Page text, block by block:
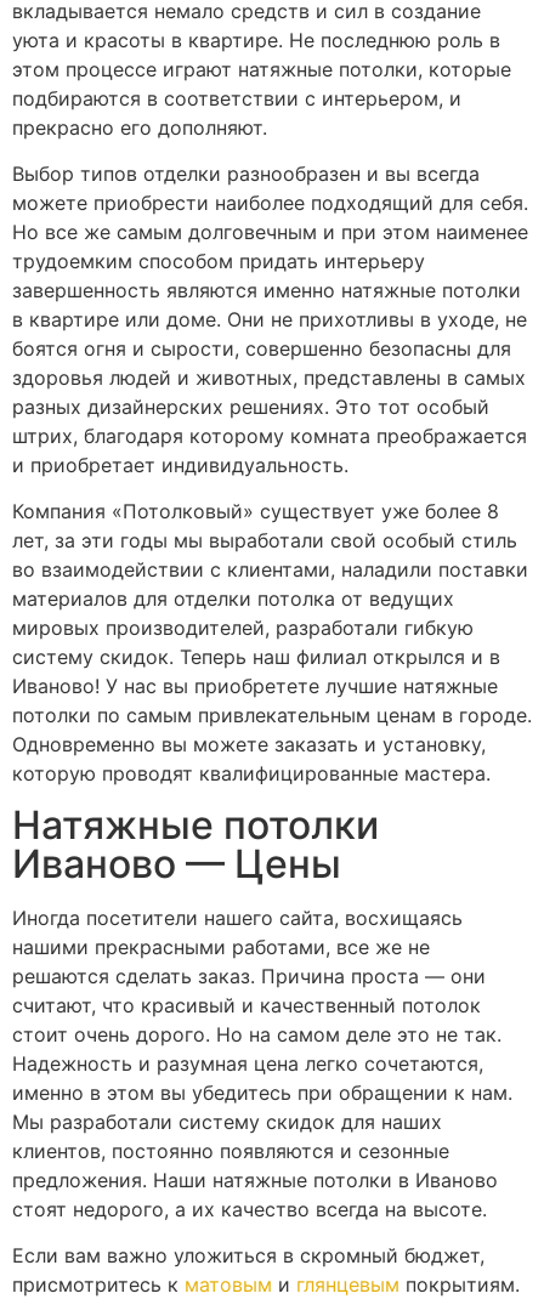
вкладывается немало средств и сил в создание
уюта и красоты в квартире. Не последнюю роль в
этом процессе играют натяжные потолки, которые
подбираются в соответствии с интерьером, и
прекрасно его дополняют.
Выбор типов отделки разнообразен и вы всегда
можете приобрести наиболее подходящий для себя.
Но все же самым долговечным и при этом наименее
трудоемким способом придать интерьеру
завершенность являются именно натяжные потолки
в квартире или доме. Они не прихотливы в уходе, не
боятся огня и сырости, совершенно безопасны для
здоровья людей и животных, представлены в самых
разных дизайнерских решениях. Это тот особый
штрих, благодаря которому комната преображается
и приобретает индивидуальность.
Компания «Потолковый» существует уже более 8
лет, за эти годы мы выработали свой особый стиль
во взаимодействии с клиентами, наладили поставки
материалов для отделки потолка от ведущих
мировых производителей, разработали гибкую
систему скидок. Теперь наш филиал открылся и в
Иваново! У нас вы приобретете лучшие натяжные
потолки по самым привлекательным ценам в городе.
Одновременно вы можете заказать и установку,
которую проводят квалифицированные мастера.
Натяжные потолки
Иваново — Цены
Иногда посетители нашего сайта, восхищаясь
нашими прекрасными работами, все же не
решаются сделать заказ. Причина проста — они
считают, что красивый и качественный потолок
стоит очень дорого. Но на самом деле это не так.
Надежность и разумная цена легко сочетаются,
именно в этом вы убедитесь при обращении к нам.
Мы разработали систему скидок для наших
клиентов, постоянно появляются и сезонные
предложения. Наши натяжные потолки в Иваново
стоят недорого, а их качество всегда на высоте.
Если вам важно уложиться в скромный бюджет,
присмотритесь к матовым и глянцевым покрытиям.